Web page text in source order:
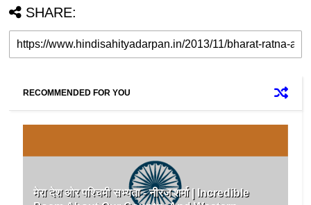
SHARE:
RECOMMENDED FOR YOU
मेरा देश ओर पश्चिमी सभ्यता - ​नीरज ​शर्मा | Incredible